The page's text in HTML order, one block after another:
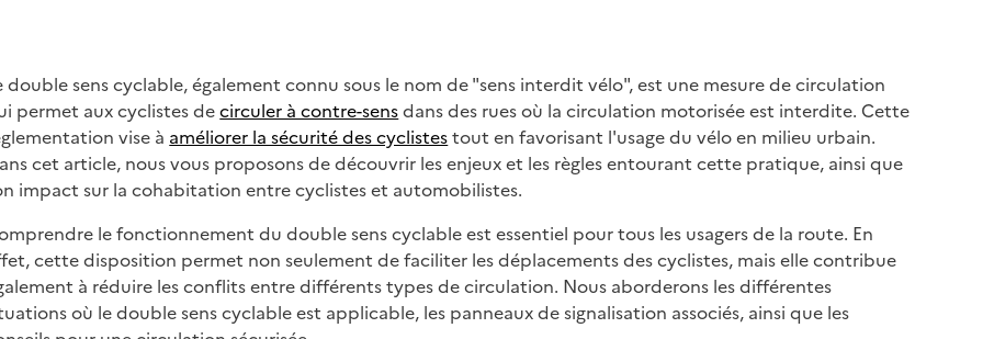
double sens cyclable, également connu sous le nom de "sens interdit vélo", est une mesure de circulation
permet aux cyclistes decirculer à contre-sensdans des rues où la circulation motorisée est interdite. Cette
vise à améliorer la sécurité des cyclistestout en favorisant l'usage du vélo en milieu urbain.
cet article, nous vous proposons de découvrir les enjeux et les règles entourant cette pratique, ainsi que
impact sur la cohabitation entre cyclistes et automobilistes.
le fonctionnement du double sens cyclable est essentiel pour tous les usagers de la route. En
cette disposition permet non seulement de faciliter les déplacements des cyclistes, mais elle contribue
à réduire les conflits entre différents types de circulation. Nous aborderons les différentes
où le double sens cyclable est applicable, les panneaux de signalisation associés, ainsi que les